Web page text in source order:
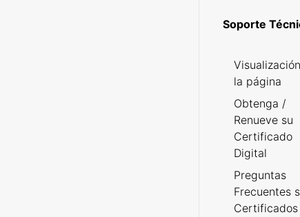
Soporte
la página
Obtenga /
Renueve su
Certificado
Digital
Preguntas
Frecuentes
Certificados